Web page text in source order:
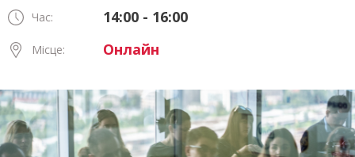
Час: 14:00 - 16:00
Місце: Онлайн